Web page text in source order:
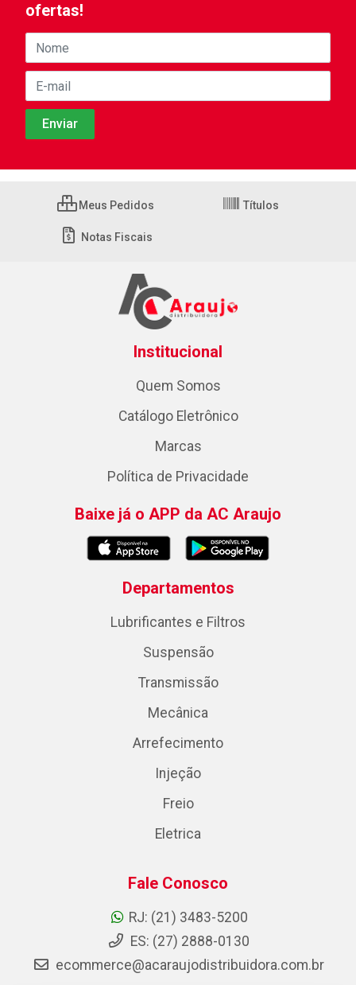
ofertas!
Meus Pedidos Títulos
Notas Fiscais
Institucional
Quem Somos
Catálogo Eletrônico
Marcas
Política de Privacidade
Baixe já o APP da AC Araujo
Departamentos
Lubrificantes e Filtros
Suspensão
Transmissão
Mecânica
Arrefecimento
Injeção
Freio
Eletrica
Fale Conosco
RJ: (21) 3483-5200
ES: (27) 2888-0130
ecommerce@acaraujodistribuidora.com.br